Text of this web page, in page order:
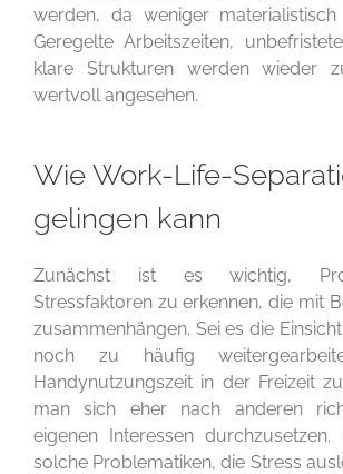
werden, da weniger
Geregelte Arbeitszeiten,
klare Strukturen werden wieder
wertvoll angesehen.
Wie Work-Life-
gelingen kann
Zunächst ist es wichtig,
Stressfaktoren zu erkennen, die mit
zusammenhängen. Sei es die
noch zu häufig
Handynutzungszeit in der Freizeit
man sich eher nach anderen
eigenen Interessen
solche Problematiken, die Stress